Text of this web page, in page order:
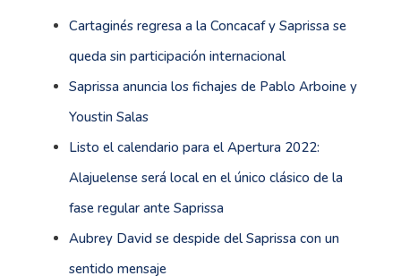
Cartaginés regresa a la Concacaf y Saprissa se
queda sin participación internacional
Saprissa anuncia los fichajes de Pablo Arboine y
Youstin Salas
Listo el calendario para el Apertura 2022:
Alajuelense será local en el único clásico de la
fase regular ante Saprissa
Aubrey David se despide del Saprissa con un
sentido mensaje